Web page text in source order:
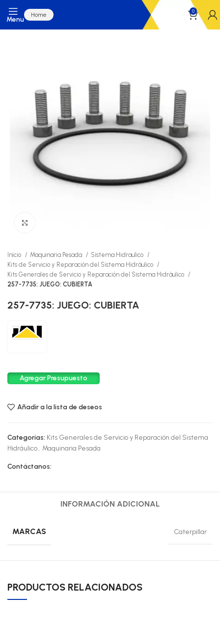
Menu
Home
0
Inicio Maquinaria Pesada
Sistema Hidraulico
Kits de Servicio y Reparación del Sistema Hidráulico
Kits Generales de Servicio y Reparación del Sistema Hidráulico
257-7735: JUEGO: CUBIERTA
257-7735: JUEGO: CUBIERTA
Agregar Presupuesto
Añadir a la lista de deseos
Categorías: Kits Generales de Servicio y Reparación del Sistema
Hidráulico, Maquinaria Pesada
Contáctanos:
INFORMACIÓN ADICIONAL
MARCAS Caterpillar
PRODUCTOS RELACIONADOS